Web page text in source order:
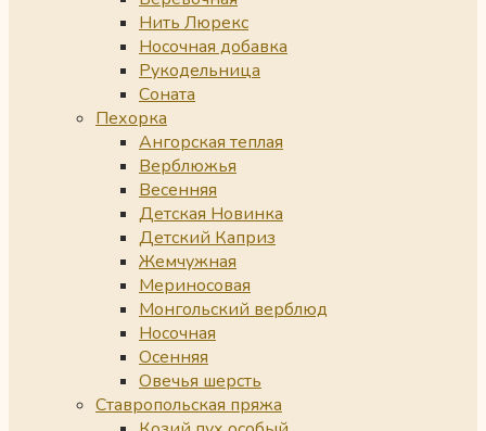
Нить Люрекс
Носочная добавка
Рукодельница
Соната
Пехорка
Ангорская теплая
Верблюжья
Весенняя
Детская Новинка
Детский Каприз
Жемчужная
Мериносовая
Монгольский верблюд
Носочная
Осенняя
Овечья шерсть
Ставропольская пряжа